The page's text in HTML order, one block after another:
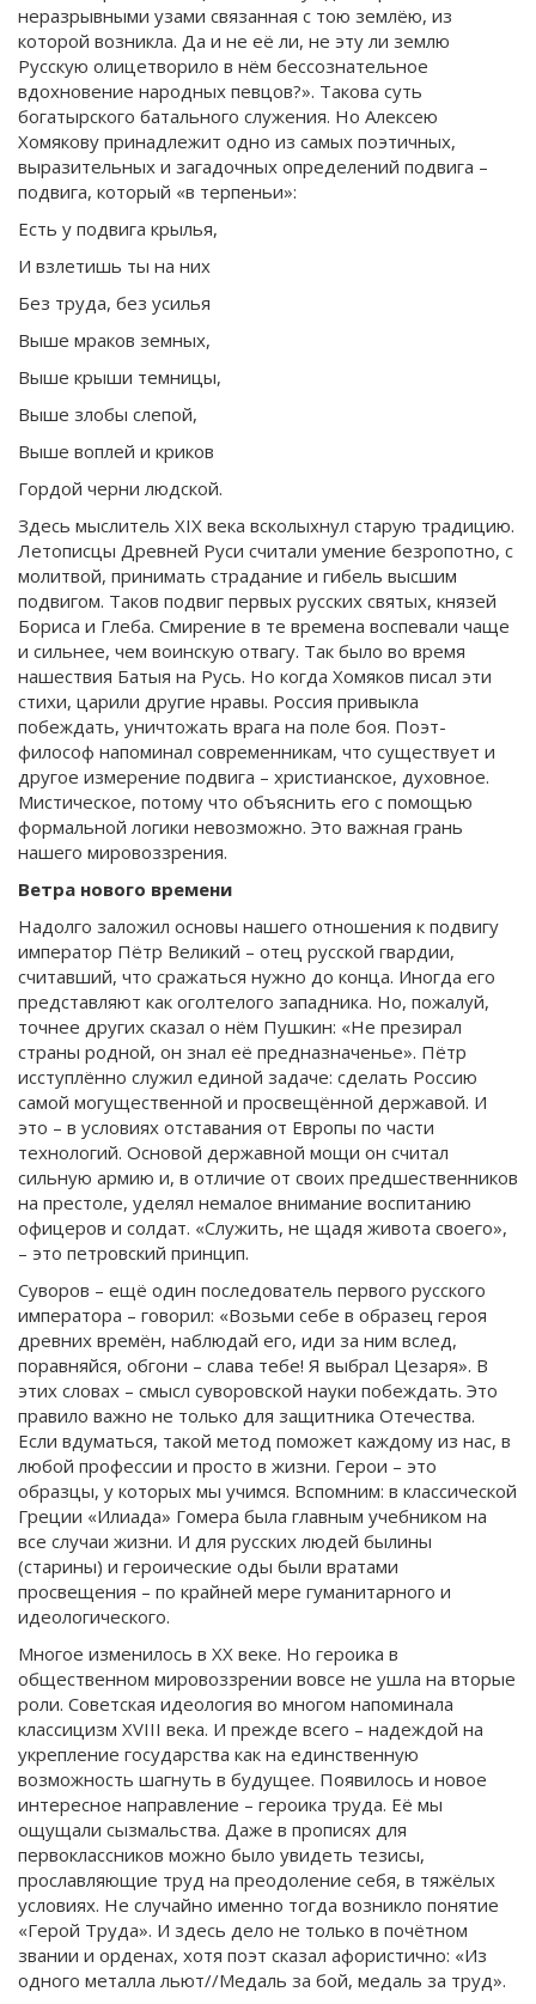
неразрывными узами связанная с тою землёю, из
которой возникла. Да и не её ли, не эту ли землю
Русскую олицетворило в нём бессознательное
вдохновение народных певцов?». Такова суть
богатырского батального служения. Но Алексею
Хомякову принадлежит одно из самых поэтичных,
выразительных и загадочных определений подвига –
подвига, который «в терпеньи»:
Есть у подвига крылья,
И взлетишь ты на них
Без труда, без усилья
Выше мраков земных,
Выше крыши темницы,
Выше злобы слепой,
Выше воплей и криков
Гордой черни людской.
Здесь мыслитель XIX века всколыхнул старую традицию.
Летописцы Древней Руси считали умение безропотно, с
молитвой, принимать страдание и гибель высшим
подвигом. Таков подвиг первых русских святых, князей
Бориса и Глеба. Смирение в те времена воспевали чаще
и сильнее, чем воинскую отвагу. Так было во время
нашествия Батыя на Русь. Но когда Хомяков писал эти
стихи, царили другие нравы. Россия привыкла
побеждать, уничтожать врага на поле боя. Поэт-
философ напоминал современникам, что существует и
другое измерение подвига – христианское, духовное.
Мистическое, потому что объяснить его с помощью
формальной логики невозможно. Это важная грань
нашего мировоззрения.
Ветра нового времени
Надолго заложил основы нашего отношения к подвигу
император Пётр Великий – отец русской гвардии,
считавший, что сражаться нужно до конца. Иногда его
представляют как оголтелого западника. Но, пожалуй,
точнее других сказал о нём Пушкин: «Не презирал
страны родной, он знал её предназначенье». Пётр
исступлённо служил единой задаче: сделать Россию
самой могущественной и просвещённой державой. И
это – в условиях отставания от Европы по части
технологий. Основой державной мощи он считал
сильную армию и, в отличие от своих предшественников
на престоле, уделял немалое внимание воспитанию
офицеров и солдат. «Служить, не щадя живота своего»,
– это петровский принцип.
Суворов – ещё один последователь первого русского
императора – говорил: «Возьми себе в образец героя
древних времён, наблюдай его, иди за ним вслед,
поравняйся, обгони – слава тебе! Я выбрал Цезаря». В
этих словах – смысл суворовской науки побеждать. Это
правило важно не только для защитника Отечества.
Если вдуматься, такой метод поможет каждому из нас, в
любой профессии и просто в жизни. Герои – это
образцы, у которых мы учимся. Вспомним: в классической
Греции «Илиада» Гомера была главным учебником на
все случаи жизни. И для русских людей былины
(старины) и героические оды были вратами
просвещения – по крайней мере гуманитарного и
идеологического.
Многое изменилось в ХХ веке. Но героика в
общественном мировоззрении вовсе не ушла на вторые
роли. Советская идеология во многом напоминала
классицизм XVIII века. И прежде всего – надеждой на
укрепление государства как на единственную
возможность шагнуть в будущее. Появилось и новое
интересное направление – героика труда. Её мы
ощущали сызмальства. Даже в прописях для
первоклассников можно было увидеть тезисы,
прославляющие труд на преодоление себя, в тяжёлых
условиях. Не случайно именно тогда возникло понятие
«Герой Труда». И здесь дело не только в почётном
звании и орденах, хотя поэт сказал афористично: «Из
одного металла льют//Медаль за бой, медаль за труд».